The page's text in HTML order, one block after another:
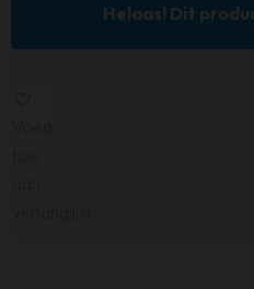
Helaas! Dit